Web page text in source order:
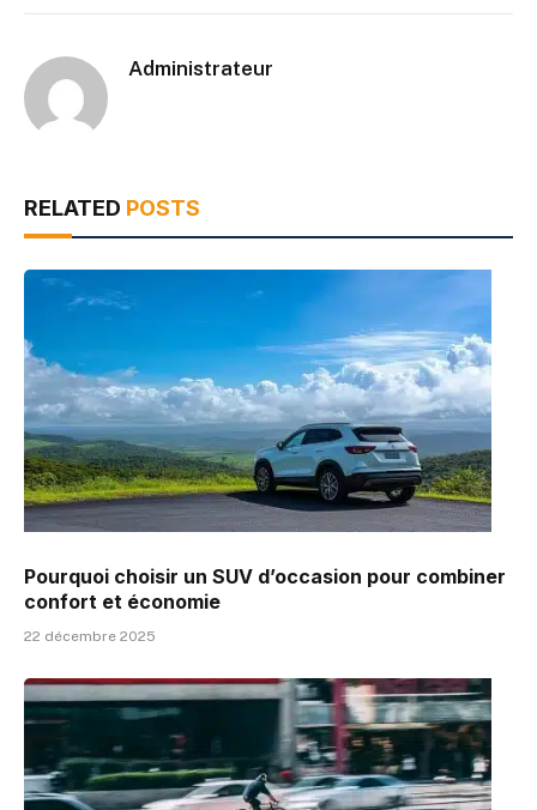
Administrateur
RELATED POSTS
Pourquoi choisir un SUV d’occasion pour combiner
confort et économie
22 décembre 2025